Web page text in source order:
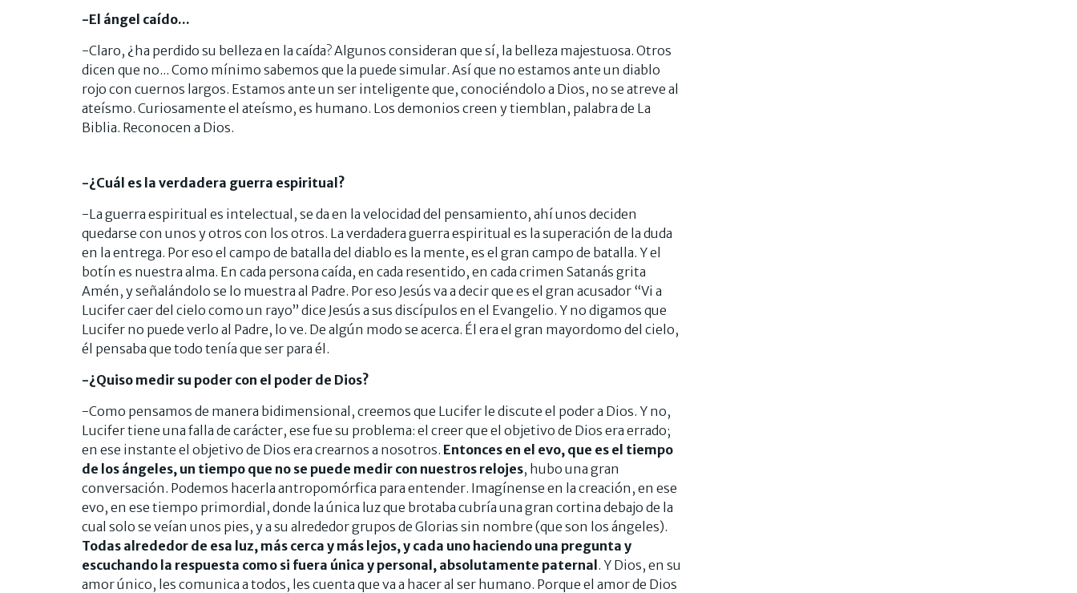
-El ángel caído...
-Claro, ¿ha perdido su belleza en la caída? Algunos consideran que sí, la belleza majestuosa. Otros
dicen que no... Como mínimo sabemos que la puede simular. Así que no estamos ante un diablo
rojo con cuernos largos. Estamos ante un ser inteligente que, conociéndolo a Dios, no se atreve al
ateísmo. Curiosamente el ateísmo, es humano. Los demonios creen y tiemblan, palabra de La
Biblia. Reconocen a Dios.
-¿Cuál es la verdadera guerra espiritual?
-La guerra espiritual es intelectual, se da en la velocidad del pensamiento, ahí unos deciden
quedarse con unos y otros con los otros. La verdadera guerra espiritual es la superación de la duda
en la entrega. Por eso el campo de batalla del diablo es la mente, es el gran campo de batalla. Y el
botín es nuestra alma. En cada persona caída, en cada resentido, en cada crimen Satanás grita
Amén, y señalándolo se lo muestra al Padre. Por eso Jesús va a decir que es el gran acusador “Vi a
Lucifer caer del cielo como un rayo” dice Jesús a sus discípulos en el Evangelio. Y no digamos que
Lucifer no puede verlo al Padre, lo ve. De algún modo se acerca. Él era el gran mayordomo del cielo,
él pensaba que todo tenía que ser para él.
-¿Quiso medir su poder con el poder de Dios?
-Como pensamos de manera bidimensional, creemos que Lucifer le discute el poder a Dios. Y no,
Lucifer tiene una falla de carácter, ese fue su problema: el creer que el objetivo de Dios era errado;
en ese instante el objetivo de Dios era crearnos a nosotros. Entonces en el evo, que es el tiempo
de los ángeles, un tiempo que no se puede medir con nuestros relojes, hubo una gran
conversación. Podemos hacerla antropomórfica para entender. Imagínense en la creación, en ese
evo, en ese tiempo primordial, donde la única luz que brotaba cubría una gran cortina debajo de la
cual solo se veían unos pies, y a su alrededor grupos de Glorias sin nombre (que son los ángeles).
Todas alrededor de esa luz, más cerca y más lejos, y cada uno haciendo una pregunta y
escuchando la respuesta como si fuera única y personal, absolutamente paternal. Y Dios, en su
amor único, les comunica a todos, les cuenta que va a hacer al ser humano. Porque el amor de Dios